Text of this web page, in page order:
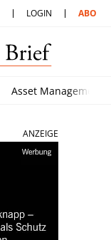
LOGIN ABO
Asset Management
ANZEIGE